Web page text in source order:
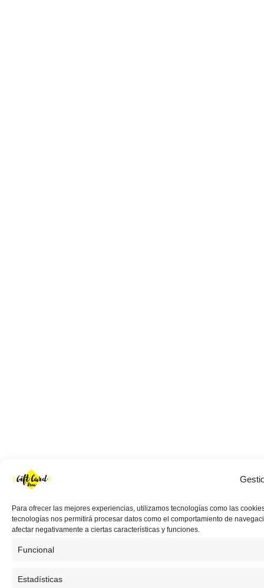
Para ofrecer las mejores experiencias, utilizamos tecnologías como las
tecnologías nos permitirá procesar datos como el comportamiento de
afectar negativamente a ciertas características y funciones.
Funcional
Estadísticas